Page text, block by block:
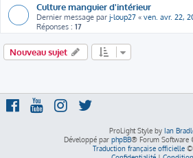
Culture manguier d'intérieur
Dernier message par j-loup27 « ven. avr. 22,
Réponses : 17
Nouveau sujet
ProLight Style by Ian
Développé par phpBB® Forum Software
Traduction française officielle©